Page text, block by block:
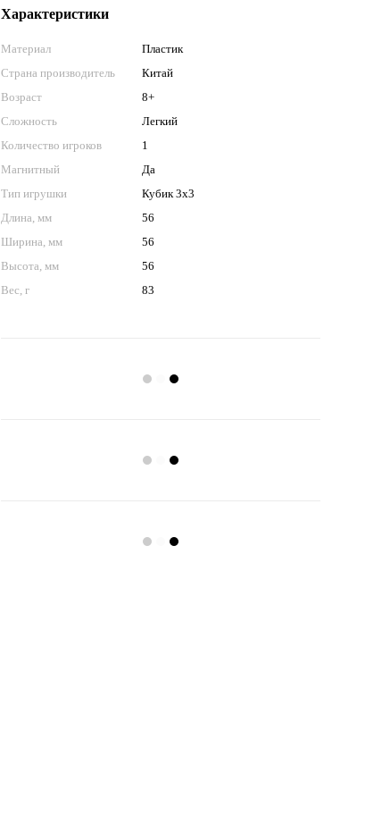
Характеристики
Материал
Пластик
Страна производитель
Китай
Возраст
8+
Сложность
Легкий
Количество игроков
1
Магнитный
Да
Тип игрушки
Кубик 3x3
Длина, мм
56
Ширина, мм
56
Высота, мм
56
Вес, г
83